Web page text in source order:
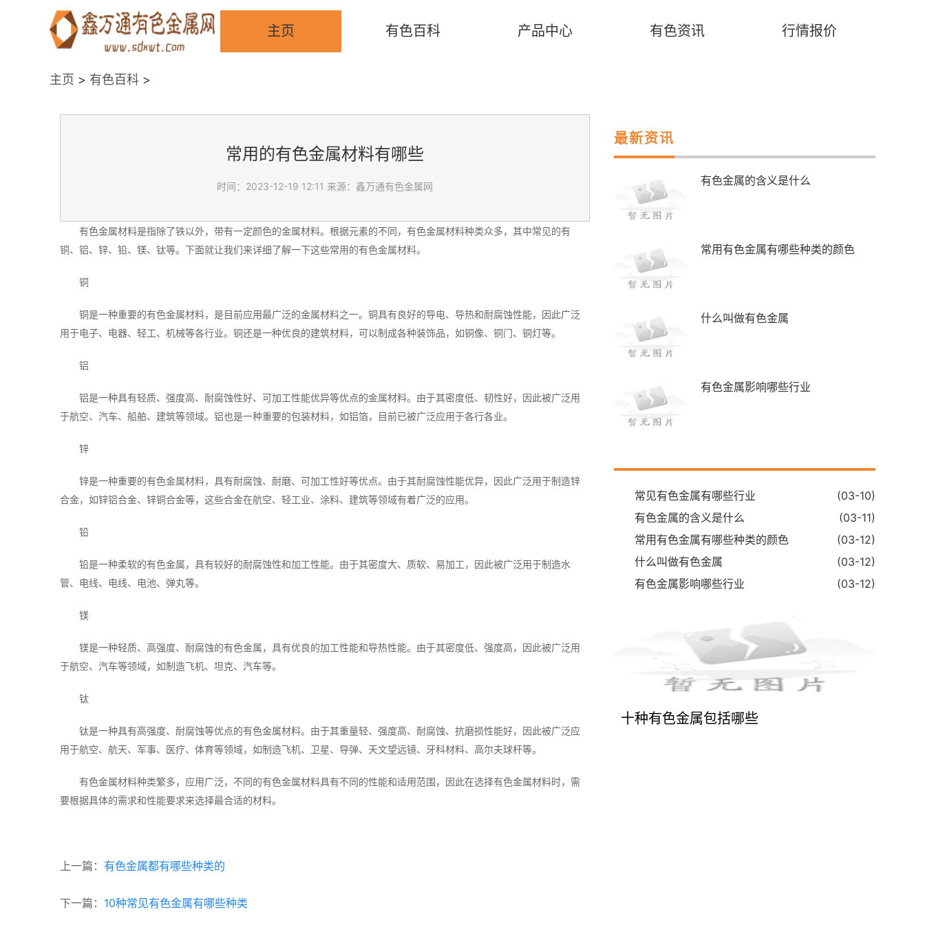
主页 有色百科 产品中心 有色资讯 行情报价
主页 > 有色百科 >
常用的有色金属材料有哪些
时间：2023-12-19 12:11 来源：鑫万通有色金属网
有色金属材料是指除了铁以外，带有一定颜色的金属材料。根据元素的不同，有色金属材料种类众多，其中常见的有
铜、铝、锌、铅、镁、钛等。下面就让我们来详细了解一下这些常用的有色金属材料。
铜
铜是一种重要的有色金属材料，是目前应用最广泛的金属材料之一。铜具有良好的导电、导热和耐腐蚀性能，因此广泛
用于电子、电器、轻工、机械等各行业。铜还是一种优良的建筑材料，可以制成各种装饰品，如铜像、铜门、铜灯等。
铝
铝是一种具有轻质、强度高、耐腐蚀性好、可加工性能优异等优点的金属材料。由于其密度低、韧性好，因此被广泛用
于航空、汽车、船舶、建筑等领域。铝也是一种重要的包装材料，如铝箔，目前已被广泛应用于各行各业。
锌
锌是一种重要的有色金属材料，具有耐腐蚀、耐磨、可加工性好等优点。由于其耐腐蚀性能优异，因此广泛用于制造锌
合金，如锌铝合金、锌铜合金等，这些合金在航空、轻工业、涂料、建筑等领域有着广泛的应用。
铅
铅是一种柔软的有色金属，具有较好的耐腐蚀性和加工性能。由于其密度大、质软、易加工，因此被广泛用于制造水
管、电线、电线、电池、弹丸等。
镁
镁是一种轻质、高强度、耐腐蚀的有色金属，具有优良的加工性能和导热性能。由于其密度低、强度高，因此被广泛用
于航空、汽车等领域，如制造飞机、坦克、汽车等。
钛
钛是一种具有高强度、耐腐蚀等优点的有色金属材料。由于其重量轻、强度高、耐腐蚀、抗磨损性能好，因此被广泛应
用于航空、航天、军事、医疗、体育等领域，如制造飞机、卫星、导弹、天文望远镜、牙科材料、高尔夫球杆等。
有色金属材料种类繁多，应用广泛，不同的有色金属材料具有不同的性能和适用范围，因此在选择有色金属材料时，需
要根据具体的需求和性能要求来选择最合适的材料。
上一篇： 有色金属都有哪些种类的
下一篇： 10种常见有色金属有哪些种类
最新资讯
有色金属的含义是什么
常用有色金属有哪些种类的颜色
什么叫做有色金属
有色金属影响哪些行业
常见有色金属有哪些行业
(03-10)
有色金属的含义是什么
(03-11)
常用有色金属有哪些种类的颜色
(03-12)
什么叫做有色金属
(03-12)
有色金属影响哪些行业
(03-12)
十种有色金属包括哪些